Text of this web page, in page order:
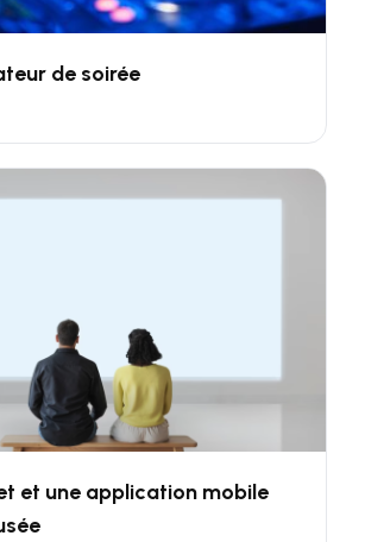
de soirée
et une application mobile